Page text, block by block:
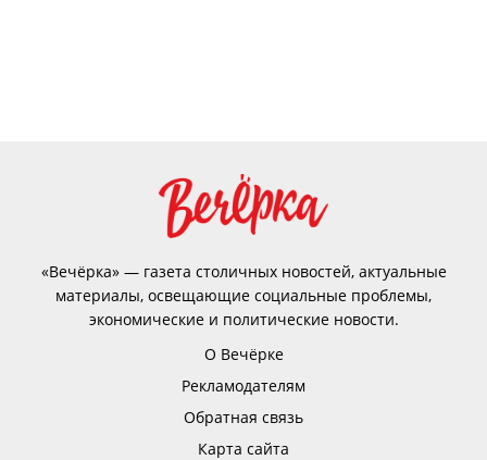
«Вечёрка» — газета столичных новостей, актуальные
материалы, освещающие социальные проблемы,
экономические и политические новости.
О Вечёрке
Рекламодателям
Обратная связь
Карта сайта